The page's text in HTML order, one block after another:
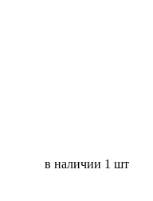
в наличии 1 шт